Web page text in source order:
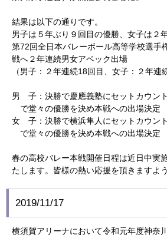
結果は以下の通りです。
男子は５年ぶり９回目の優勝、女子は２
第72回全日本バレーボール高等学校選手
戦へ２年連続男女アベック出場
（男子：２年連続18回目、女子：２年連
男 子：決勝で慶應義塾にセットカウ
で堂々の優勝を決め本戦への出場決定
女 子：決勝で横浜隼人にセットカウ
で堂々の優勝を決め本戦への出場決定
春の高校バレー本戦開催日程は近日中実
たします。皆様の熱い応援を頂きますよ
2019/11/17
横須賀アリーナにおいて令和元年度神奈